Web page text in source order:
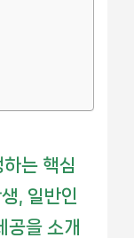
는 핵심
, 일반인
공을 소개